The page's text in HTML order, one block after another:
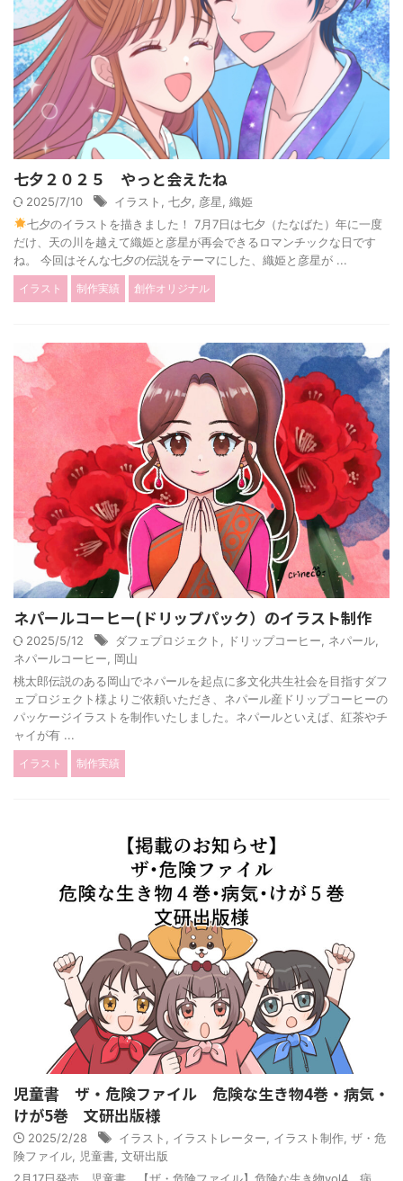
七夕２０２５ やっと会えたね
2025/7/10 イラスト 七夕 彦星
織姫
七夕のイラストを描きました！ 7月7日は七夕（たなばた）年に一度
だけ、天の川を越えて織姫と彦星が再会できるロマンチックな日です
ね。 今回はそんな七夕の伝説をテーマにした、織姫と彦星が ...
イラスト 制作実績 創作オリジナル
ネパールコーヒー(ドリップパック）のイラスト制作
2025/5/12 ダフェプロジェクト , ドリップコーヒー, ネパール,
ネパールコーヒー, 岡山
桃太郎伝説のある岡山でネパールを起点に多文化共生社会を目指すダフ
ェプロジェクト様よりご依頼いただき、ネパール産ドリップコーヒーの
パッケージイラストを制作いたしました。ネパールといえば、紅茶やチ
ャイが有 ...
イラスト 制作実績
児童書 ザ・危険ファイル 危険な生き物4巻・病気・
けが5巻 文研出版様
2025/2/28 イラスト イラストレーター イラスト制作 ザ・危
険ファイル
児童書 文研出版